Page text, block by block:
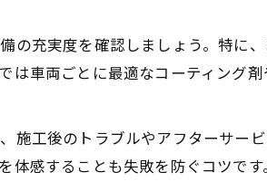
グ選びで重要な信頼性の判断軸
判で選ぶカーコーティングのポイン
ーコーティング店舗を見極める方法
ら学ぶ店舗選択のコツ
ィングを東糀谷で体感するには
充実度を確認しましょう。特に
車両ごとに最適なコーティング
施工後のトラブルやアフターサー
感することも失敗を防ぐコツです